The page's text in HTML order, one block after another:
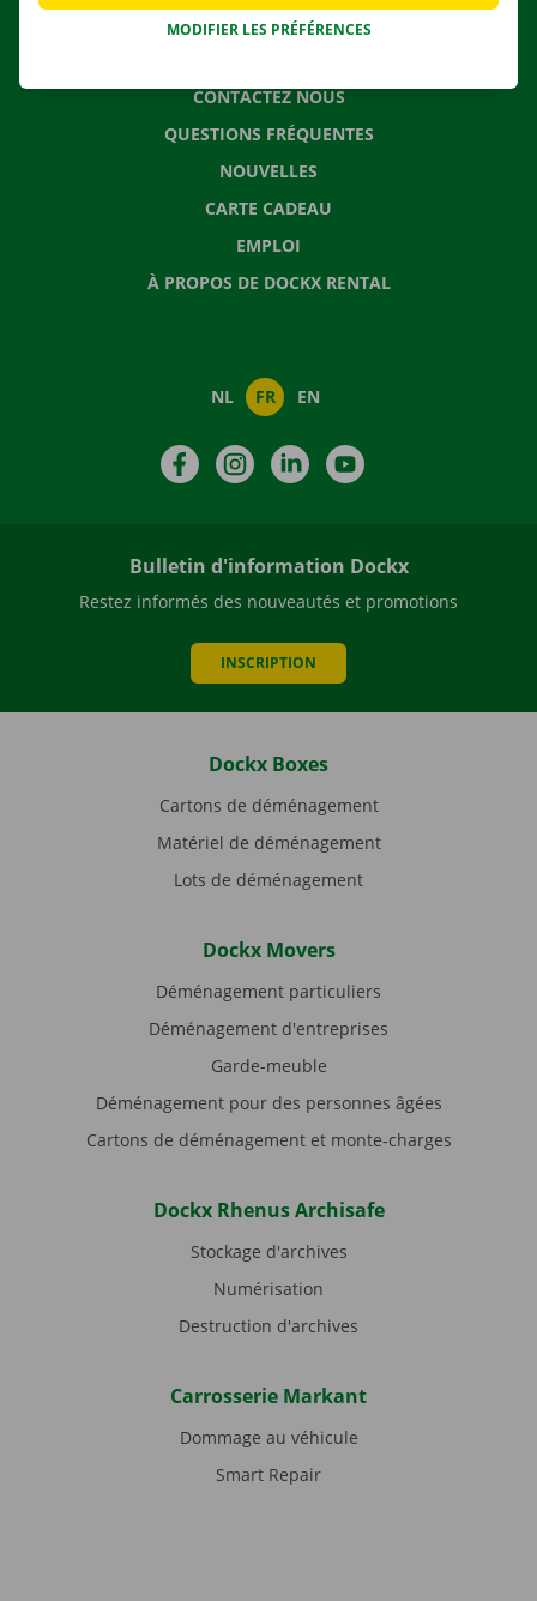
CONTACTEZ NOUS
QUESTIONS FRÉQUENTES
NOUVELLES
CARTE CADEAU
EMPLOI
À PROPOS DE DOCKX RENTAL
NL FR EN
FacebookInstagramLinkedIn
Bulletin d'information Dockx
Restez informés des nouveautés et promotions
INSCRIPTION
Dockx Boxes
Cartons de déménagement
Matériel de déménagement
Lots de déménagement
Dockx Movers
Déménagement particuliers
Déménagement d'entreprises
Garde-meuble
Déménagement pour des personnes âgées
Cartons de déménagement et monte-charges
Dockx Rhenus Archisafe
Stockage d'archives
Numérisation
Destruction d'archives
Carrosserie Markant
Dommage au véhicule
Smart Repair
MODIFIER LES PRÉFÉRENCES